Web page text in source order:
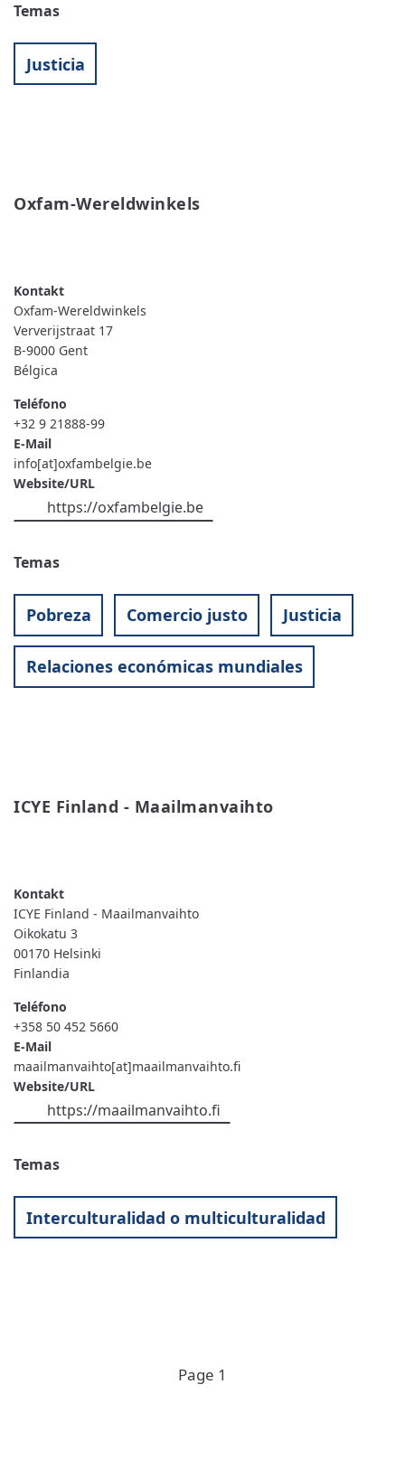
Temas
Justicia
Oxfam-Wereldwinkels
Oxfam-Wereldwinkels
Ververijstraat 17
B-9000 Gent
Bélgica
Teléfono
+32 9 21888-99
E-Mail
info[at]oxfambelgie.be
Website/URL
https://oxfambelgie.be
Temas
Pobreza Comercio justo Justicia
Relaciones económicas mundiales
ICYE Finland - Maailmanvaihto
MAAILMANVAIHTO
ICYE Finland - Maailmanvaihto
Oikokatu 3
00170 Helsinki
Finlandia
Teléfono
+358 50 452 5660
E-Mail
maailmanvaihto[at]maailmanvaihto.fi
Website/URL
https://maailmanvaihto.fi
Temas
Interculturalidad o multiculturalidad
Page 1